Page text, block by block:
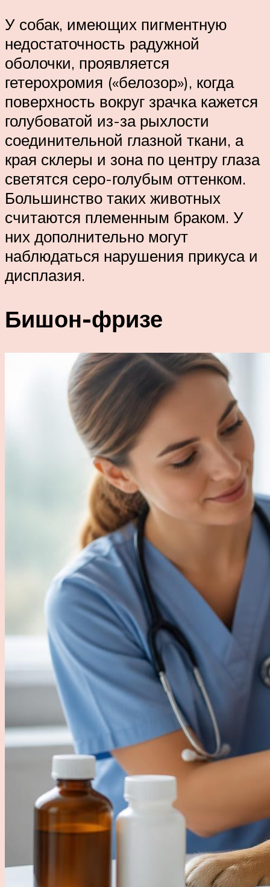
У собак, имеющих пигментную
недостаточность радужной
оболочки, проявляется
гетерохромия («белозор»), когда
поверхность вокруг зрачка кажется
голубоватой из-за рыхлости
соединительной глазной ткани, а
края склеры и зона по центру глаза
светятся серо-голубым оттенком.
Большинство таких животных
считаются племенным браком. У
них дополнительно могут
наблюдаться нарушения прикуса и
дисплазия.
Бишон-фризе